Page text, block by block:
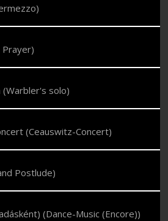
Prayer)
solo)
(Ceauswitz-Concert)
Postlude)
(Dance-Music (Encore))